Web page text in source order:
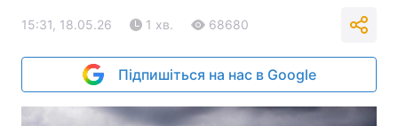
15:31, 18.05.26 1 хв. 68680
Підпишіться на нас в Google